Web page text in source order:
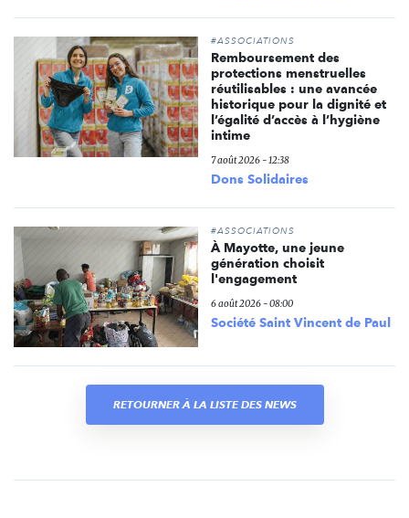
#ASSOCIATIONS
Remboursement des
protections menstruelles
réutilisables : une avancée
historique pour la dignité et
l’égalité d’accès à l’hygiène
intime
7 août 2026 - 12:38
Dons Solidaires
#ASSOCIATIONS
À Mayotte, une jeune
génération choisit
l'engagement
6 août 2026 - 08:00
Société Saint Vincent de Paul
RETOURNER À LA LISTE DES NEWS